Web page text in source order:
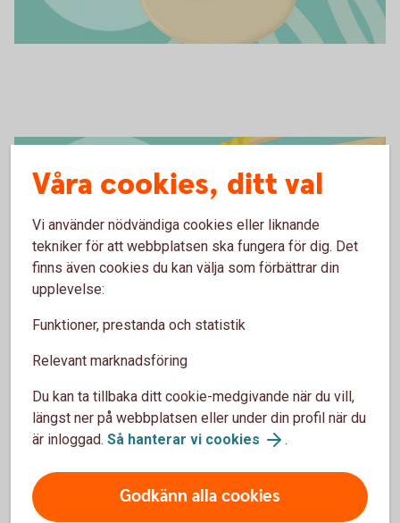
Nudlar
Våra cookies, ditt val
Vi använder nödvändiga cookies eller liknande
tekniker för att webbplatsen ska fungera för dig. Det
finns även cookies du kan välja som förbättrar din
upplevelse:
Funktioner, prestanda och statistik
Relevant marknadsföring
Du kan ta tillbaka ditt cookie-medgivande när du vill,
längst ner på webbplatsen eller under din profil när du
är inloggad. Så hanterar vi cookies .
Godkänn alla cookies